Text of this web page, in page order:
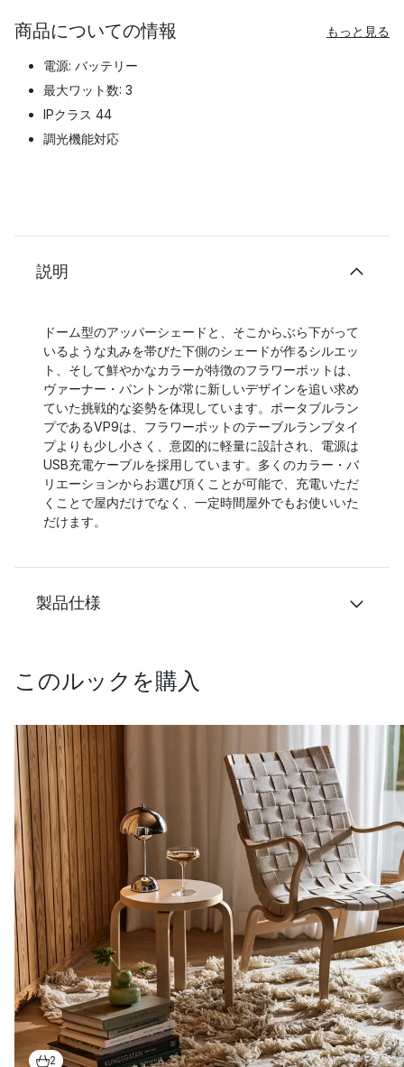
商品についての情報 もっと見る
電源: バッテリー
最大ワット数: 3
IPクラス 44
調光機能対応
説明
ドーム型のアッパーシェードと、そこからぶら下がって
いるような丸みを帯びた下側のシェードが作るシルエッ
ト、そして鮮やかなカラーが特徴のフラワーポットは、
ヴァーナー・パントンが常に新しいデザインを追い求め
ていた挑戦的な姿勢を体現しています。ポータブルラン
プであるVP9は、フラワーポットのテーブルランプタイ
プよりも少し小さく、意図的に軽量に設計され、電源は
USB充電ケーブルを採用しています。多くのカラー・バ
リエーションからお選び頂くことが可能で、充電いただ
くことで屋内だけでなく、一定時間屋外でもお使いいた
だけます。
製品仕様
このルックを購入
2